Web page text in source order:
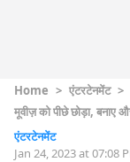
Home > एंटरटेनमेंट >
मूवीज़ को पीछे छोड़ा, बनाए
एंटरटेनमेंट
Jan 24, 2023 at 07:08